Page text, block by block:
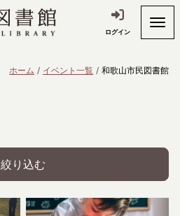
ログイン
ホーム イベント一覧 和歌山市民図書館
絞り込む